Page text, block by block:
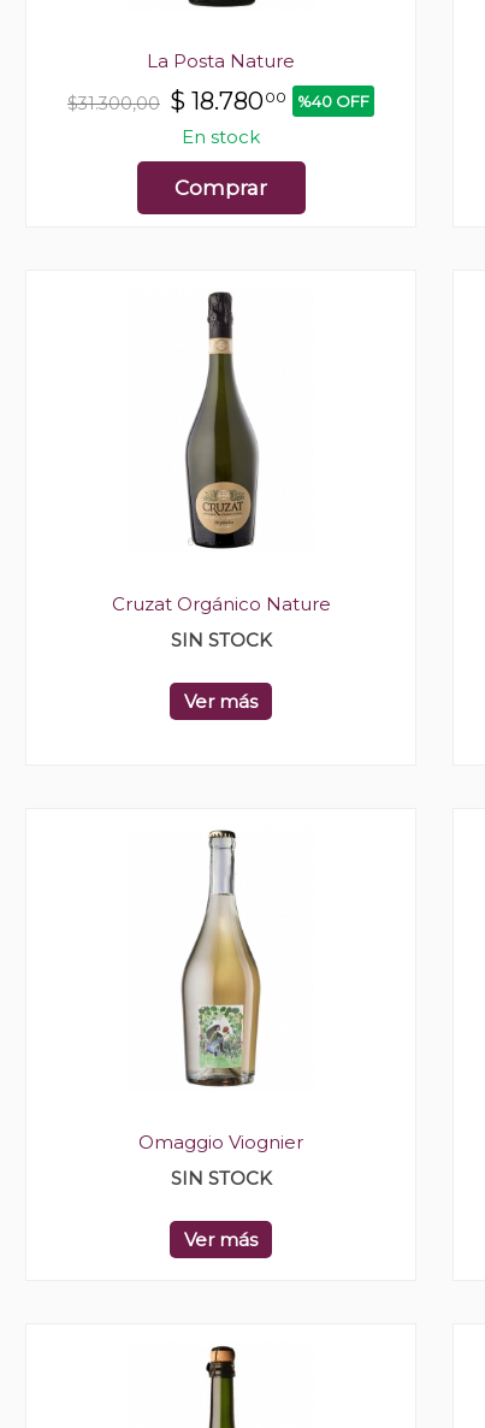
La Posta Nature
$31.300,00 $ 18.78000 %40 OFF
En stock
Comprar
Cruzat Orgánico Nature
SIN STOCK
Ver más
Omaggio Viognier
SIN STOCK
Ver más